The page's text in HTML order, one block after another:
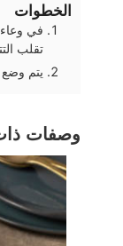
الخطوات
في
تقلب
يتم وضع
وصفات